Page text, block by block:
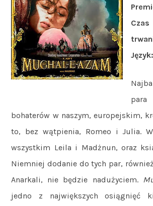
Czas
Język:
bohaterów w naszym, europejskim,
to, bez wątpienia, Romeo i Julia.
wszystkim Leila i Madżnun, oraz
Niemniej dodanie do tych par,
Anarkali, nie będzie nadużyciem.
jedno z największych osiągnięć